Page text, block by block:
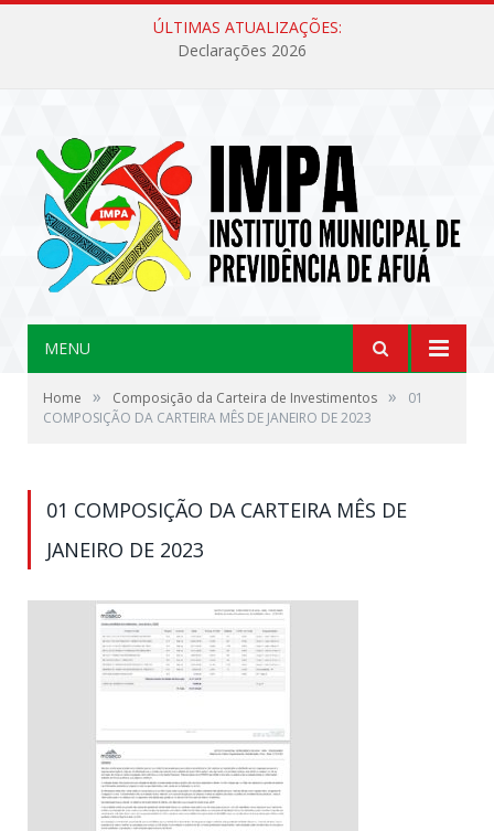
ÚLTIMAS ATUALIZAÇÕES:
Declarações 2026
MENU
Home » Composição da Carteira de Investimentos »
01
COMPOSIÇÃO DA CARTEIRA MÊS DE JANEIRO DE 2023
01 COMPOSIÇÃO DA CARTEIRA MÊS DE
JANEIRO DE 2023